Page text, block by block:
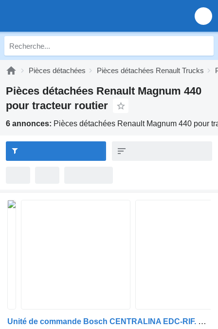
Pièces détachées Pièces détachées Renault Trucks
Pièces détachées Renault Magnum 440
pour tracteur routier
6 annonces: Pièces détachées Renault Magnum 440 pour
Unité de commande Bosch CENTRALINA EDC-RIF. BOSCH 0281001761 - RIF. HOMME 51116167177 0281010044 pour tracteur routier Renault MAGNUM 440 ETech